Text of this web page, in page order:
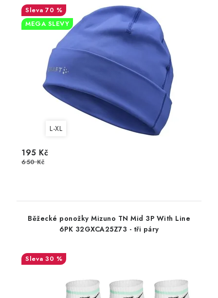
70 %
MEGA SLEVY
L-XL
195 Kč
650 Kč
Běžecké ponožky Mizuno TN Mid 3P With Line
6PK 32GXCA25Z73 - tři páry
30 %